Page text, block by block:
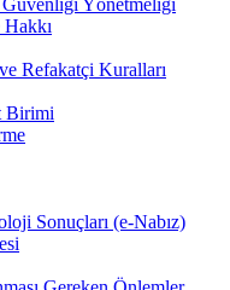
Refakatçi Kuralları
Birimi
Sonuçları (e-Nabız)